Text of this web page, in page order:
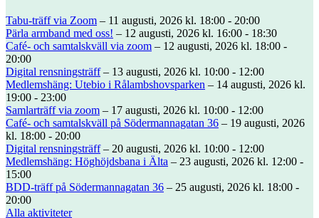
Tabu-träff via Zoom – 11 augusti, 2026 kl. 18:00 - 20:00
Pärla armband med oss! – 12 augusti, 2026 kl. 16:00 - 18:30
Café- och samtalskväll via zoom – 12 augusti, 2026 kl. 18:00 -
20:00
Digital rensningsträff– 13 augusti, 2026 kl. 10:00 - 12:00
Medlemshäng: Utebio i Rålambshovsparken – 14 augusti, 2026 kl.
19:00 - 23:00
Samlarträff via zoom – 17 augusti, 2026 kl. 10:00 - 12:00
Café- och samtalskväll på Södermannagatan 36 – 19 augusti, 2026
kl. 18:00 - 20:00
Digital rensningsträff– 20 augusti, 2026 kl. 10:00 - 12:00
Medlemshäng: Höghöjdsbana i Älta – 23 augusti, 2026 kl. 12:00 -
15:00
BDD-träff på Södermannagatan 36 – 25 augusti, 2026 kl. 18:00 -
20:00
Alla aktiviteter